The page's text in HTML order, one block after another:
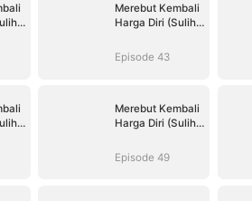
Merebut Kembali
Harga Diri (Sulih
Episode 43
Merebut Kembali
Harga Diri (Sulih
Episode 49